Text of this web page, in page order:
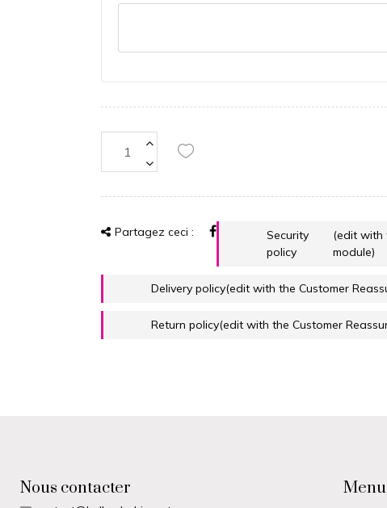
Partagez ceci :
Security
policy
(edit with
module)
Delivery policy(edit with the Customer
Return policy(edit with the Customer
Nous contacter Menu